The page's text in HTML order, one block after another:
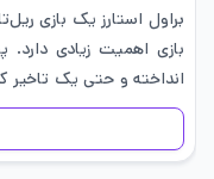
براول استارز یک بازی
بازی اهمیت زیادی دارد.
انداخته و حتی یک تاخیر
روش‌هایی برای کاهش…